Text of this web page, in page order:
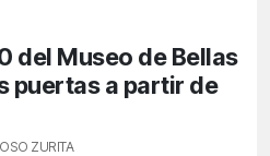
del Museo de Bellas
puertas a partir de
ZURITA